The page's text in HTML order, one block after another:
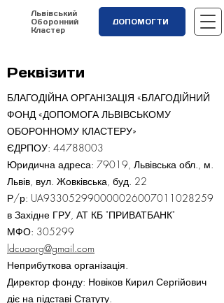
Львівський
Оборонний
Кластер
ДОПОМОГТИ
Реквізити
БЛАГОДІЙНА ОРГАНІЗАЦІЯ «БЛАГОДІЙНИЙ
ФОНД «ДОПОМОГА ЛЬВІВСЬКОМУ
ОБОРОННОМУ КЛАСТЕРУ»
ЄДРПОУ: 44788003
Юридична адреса: 79019, Львівська обл., м.
Львів, вул. Жовківська, буд. 22
Р/р: UA933052990000026007011028259
в Західне ГРУ, АТ КБ "ПРИВАТБАНК"
МФО: 305299
ldcuaorg@gmail.com
Неприбуткова організація.
Директор фонду: Новіков Кирил Сергійович
діє на підставі Статуту.